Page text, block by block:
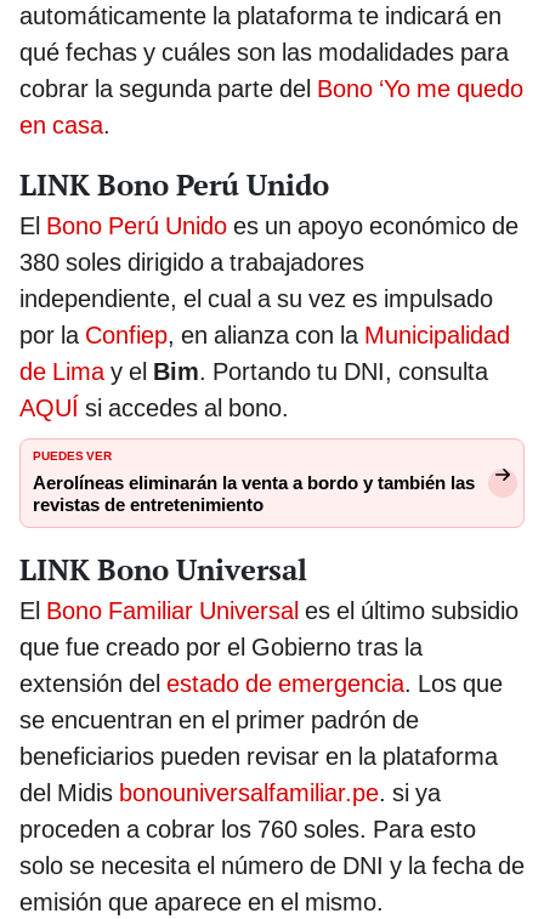
automáticamente la plataforma te indicará en
qué fechas y cuáles son las modalidades para
cobrar la segunda parte del Bono ‘Yo me quedo
en casa.
LINK Bono Perú Unido
El Bono Perú Unido es un apoyo económico de
380 soles dirigido a trabajadores
independiente, el cual a su vez es impulsado
por la Confiep, en alianza con laMunicipalidad
de Limay el Bim. Portando tu DNI, consulta
AQUÍ si accedes al bono.
PUEDES VER
Aerolíneas eliminarán la venta a bordo y también las
revistas de entretenimiento
LINK Bono Universal
El Bono Familiar Universal es el último subsidio
que fue creado por el Gobierno tras la
extensión del estado de emergencia. Los que
se encuentran en el primer padrón de
beneficiarios pueden revisar en la plataforma
del Midis bonouniversalfamiliar.pe. si ya
proceden a cobrar los 760 soles. Para esto
solo se necesita el número de DNI y la fecha de
emisión que aparece en el mismo.